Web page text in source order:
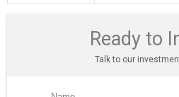
Ready to
Talk to our